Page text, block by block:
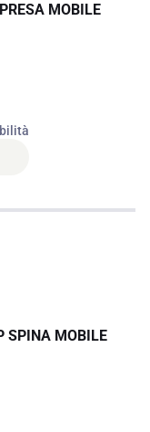
MOBILE
SPINA MOBILE